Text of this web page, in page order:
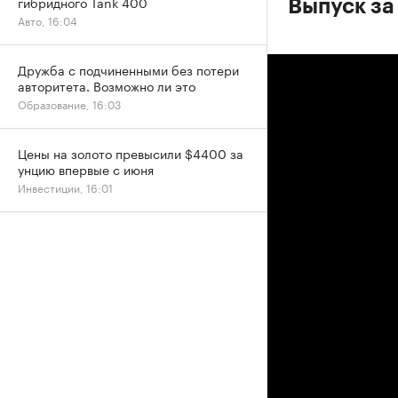
Выпуск
Авто, 16:04
Дружба с подчиненными без потери
авторитета. Возможно ли это
Образование, 16:03
Цены на золото превысили $4400 за
унцию впервые с июня
Инвестиции, 16:01